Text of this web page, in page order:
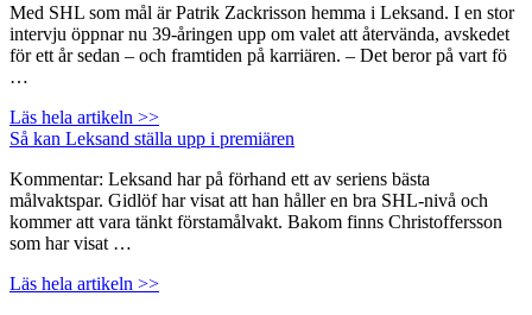
Med SHL som mål är Patrik Zackrisson hemma i Leksand. I en stor
intervju öppnar nu 39-åringen upp om valet att återvända, avskedet
för ett år sedan – och framtiden på karriären. – Det beror på vart fö
…
Läs hela artikeln >>
Så kan Leksand ställa upp i premiären
Kommentar: Leksand har på förhand ett av seriens bästa
målvaktspar. Gidlöf har visat att han håller en bra SHL-nivå och
kommer att vara tänkt förstamålvakt. Bakom finns Christoffersson
som har visat …
Läs hela artikeln >>